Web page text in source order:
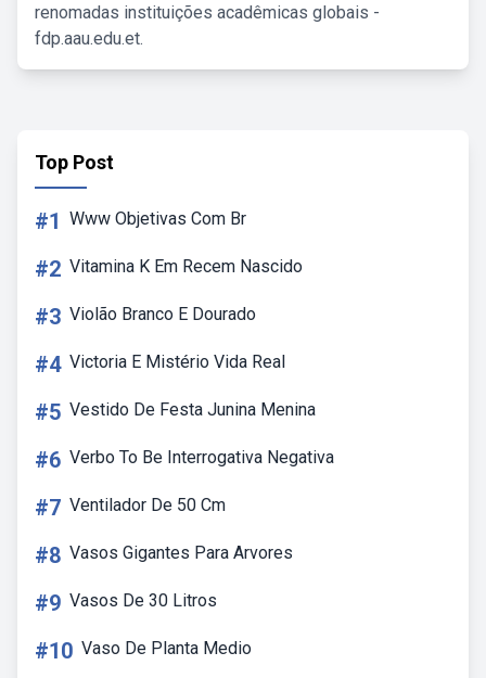
renomadas instituições acadêmicas globais -
fdp.aau.edu.et.
Top Post
#1 Www Objetivas Com Br
#2 Vitamina K Em Recem Nascido
#3 Violão Branco E Dourado
#4 Victoria E Mistério Vida Real
#5 Vestido De Festa Junina Menina
#6 Verbo To Be Interrogativa Negativa
#7 Ventilador De 50 Cm
#8 Vasos Gigantes Para Arvores
#9 Vasos De 30 Litros
#10 Vaso De Planta Medio